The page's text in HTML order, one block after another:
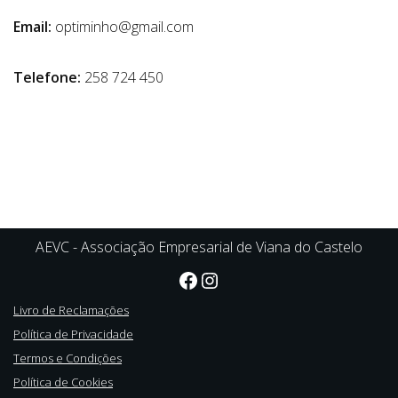
Email: optiminho@gmail.com
Telefone: 258 724 450
AEVC - Associação Empresarial de Viana do Castelo
Livro de Reclamações
Política de Privacidade
Termos e Condições
Política de Cookies